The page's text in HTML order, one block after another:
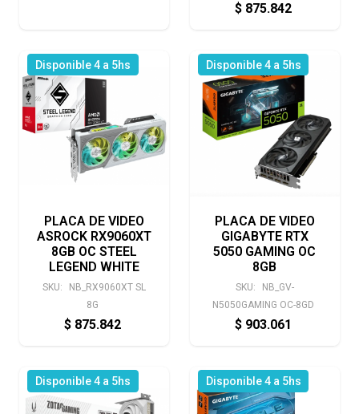
$ 875.842
Disponible 4 a 5hs
PLACA DE VIDEO
ASROCK RX9060XT
8GB OC STEEL
LEGEND WHITE
SKU:
NB_RX9060XT SL
8G
$ 875.842
Disponible 4 a 5hs
PLACA DE VIDEO
GIGABYTE RTX
5050 GAMING OC
8GB
SKU:
NB_GV-
N5050GAMING OC-8GD
$ 903.061
Disponible 4 a 5hs Disponible 4 a 5hs